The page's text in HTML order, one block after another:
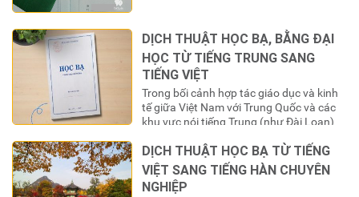
nên cấp thiết. Hộ chiếu (パスポート) do
Việt Nam cấp là giấy tờ tùy thân tối cao,…
DỊCH THUẬT HỌC BẠ, BẰNG ĐẠI
HỌC TỪ TIẾNG TRUNG SANG
TIẾNG VIỆT
Trong bối cảnh hợp tác giáo dục và kinh
tế giữa Việt Nam với Trung Quốc và các
khu vực nói tiếng Trung (như Đài Loan)
Việt Nam chọn đây là điểm đến học tập
không ngừng tăng lên. Khi hoàn thành
chương trình học, một…
DỊCH THUẬT HỌC BẠ TỪ TIẾNG
VIỆT SANG TIẾNG HÀN CHUYÊN
NGHIỆP